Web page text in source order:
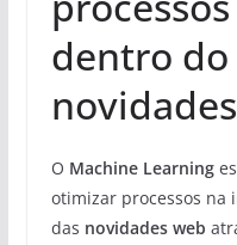
dentro
O Machine Learning
otimizar processos na
das novidades web